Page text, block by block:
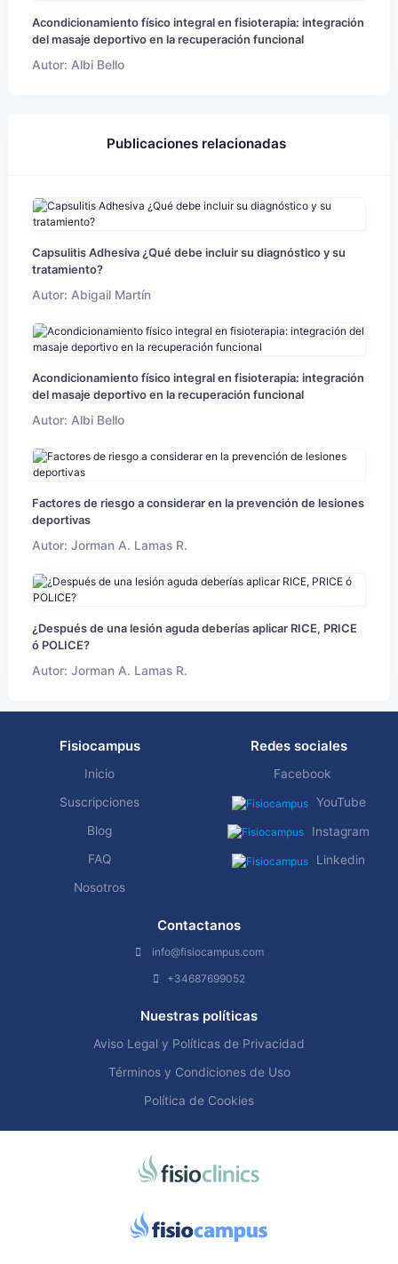
Acondicionamiento físico integral en fisioterapia: integración
del masaje deportivo en la recuperación funcional
Autor: Albi Bello
Publicaciones relacionadas
Capsulitis Adhesiva ¿Qué debe incluir su diagnóstico y su
tratamiento?
Autor: Abigail Martín
Acondicionamiento físico integral en fisioterapia: integración
del masaje deportivo en la recuperación funcional
Autor: Albi Bello
Factores de riesgo a considerar en la prevención de lesiones
deportivas
Autor: Jorman A. Lamas R.
¿Después de una lesión aguda deberías aplicar RICE, PRICE
ó POLICE?
Autor: Jorman A. Lamas R.
Fisiocampus
Inicio
Suscripciones
Blog
FAQ
Nosotros
Redes sociales
Facebook
YouTube
Instagram
Linkedin
Contactanos
info@fisiocampus.com
+34687699052
Nuestras políticas
Aviso Legal y Políticas de Privacidad
Términos y Condiciones de Uso
Política de Cookies